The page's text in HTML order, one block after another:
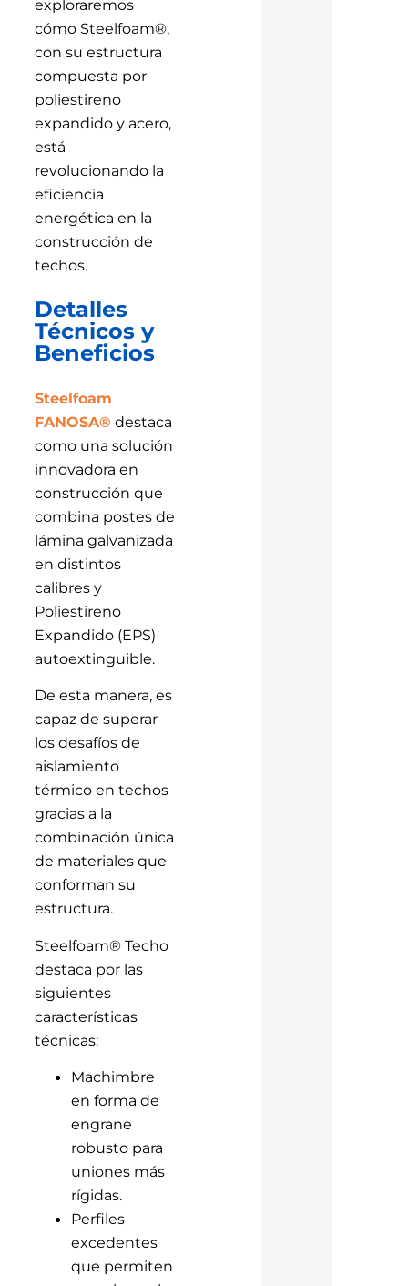
exploraremos
cómo Steelfoam®,
con su estructura
compuesta por
poliestireno
expandido y acero,
está
revolucionando la
eficiencia
energética en la
construcción de
techos.
Detalles
Técnicos y
Beneficios
Steelfoam
FANOSA® destaca
como una solución
innovadora en
construcción que
combina postes de
lámina galvanizada
en distintos
calibres y
Poliestireno
Expandido (EPS)
autoextinguible.
De esta manera, es
capaz de superar
los desafíos de
aislamiento
térmico en techos
gracias a la
combinación única
de materiales que
conforman su
estructura.
Steelfoam® Techo
destaca por las
siguientes
características
técnicas:
Machimbre
en forma de
engrane
robusto para
uniones más
rígidas.
Perfiles
excedentes
que permiten